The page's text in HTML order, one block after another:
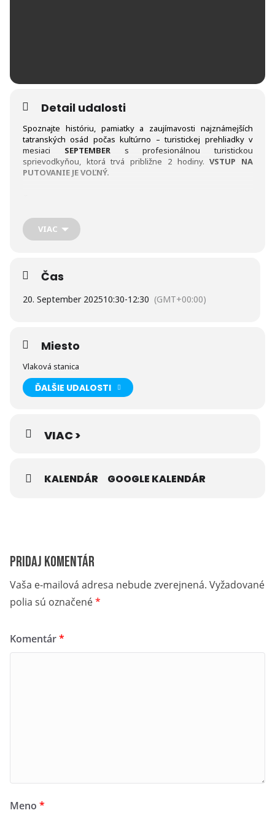
Detail udalosti
Spoznajte históriu, pamiatky a zaujímavosti najznámejších
tatranských osád počas kultúrno – turistickej prehliadky v
mesiaci SEPTEMBERs profesionálnou turistickou
sprievodkyňou, ktorá trvá približne 2 hodiny.VSTUP NA
PUTOVANIE JE VOĽNÝ.
Ktorá osada je najstaršia, kde bývala Maša Haľamová, kedy bol
Ľudovít Štúr prvýkrát na Kriváni, kde boli ME v ľadovom hokeji,
všade vyvierajú minerálne pramene v Tatrách, ktorá horská
chata je najstaršia, kde sa nachádza chalúpka pani Čenkovej a
ktoré ste možno ani netušili.
Čas a miesto stretnutia: 10:30 h I vlaková stanica
V prípade záujmu väčších skupín – nad 20 osôb prosíme o
„Realizované s finančnou podporou Ministerstva
cestovného ruchu a športu Slovenskej republiky“
VIAC
Čas
20. September 202510:30-12:30 (GMT+00:00)
Miesto
Vlaková stanica
ĎALŠIE UDALOSTI
VIAC >
KALENDÁR GOOGLE KALENDÁR
Pridaj komentár
Vaša e-mailová adresa nebude zverejnená. Vyžadované
polia sú označené*
Komentár*
Meno *